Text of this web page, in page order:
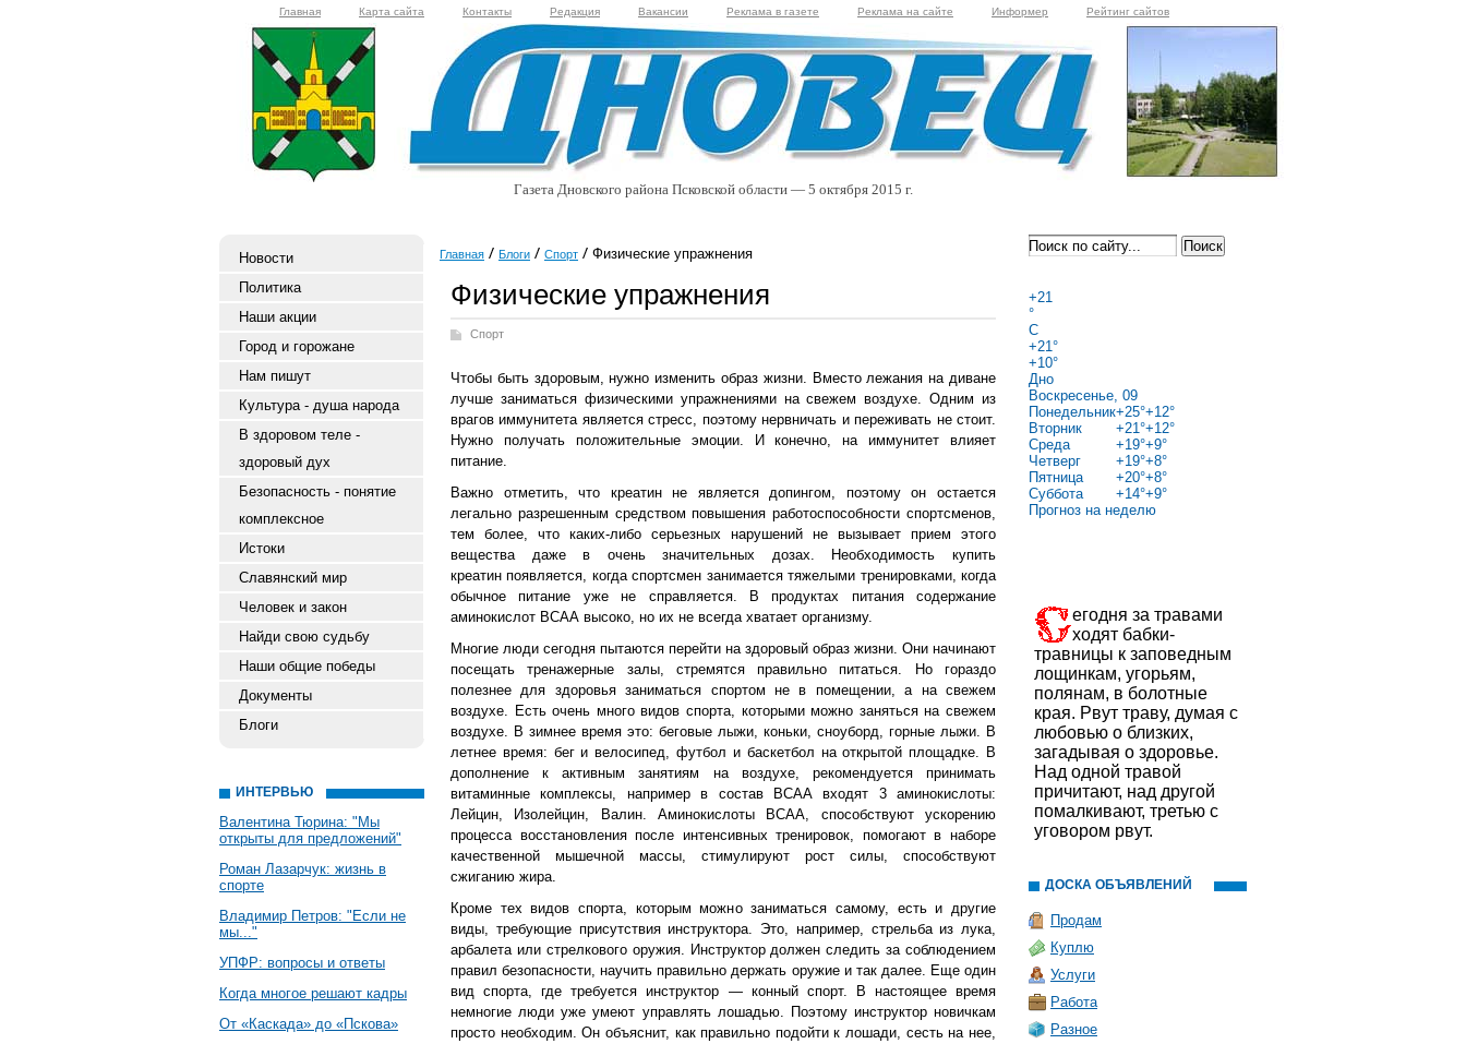
Главная Карта сайта Контакты Редакция Вакансии Реклама в газете Реклама на сайте Информер Рейтинг сайтов
Газета Дновского района Псковской области — 5 октября 2015 г.
Новости
Политика
Наши акции
Город и горожане
Нам пишут
Культура - душа народа
В здоровом теле -
здоровый дух
Безопасность - понятие
комплексное
Истоки
Славянский мир
Человек и закон
Найди свою судьбу
Наши общие победы
Документы
Блоги
ИНТЕРВЬЮ
Валентина Тюрина: "Мы
открыты для предложений"
Роман Лазарчук: жизнь в
спорте
Владимир Петров: "Если не
мы..."
УПФР: вопросы и ответы
Когда многое решают кадры
От «Каскада» до «Пскова»
Главная Блоги Спорт Физические упражнения
Физические упражнения
Спорт
Чтобы быть здоровым, нужно изменить образ жизни. Вместо лежания на диване
лучше заниматься физическими упражнениями на свежем воздухе. Одним из
врагов иммунитета является стресс, поэтому нервничать и переживать не стоит.
Нужно получать положительные эмоции. И конечно, на иммунитет влияет
питание.
Важно отметить, что креатин не является допингом, поэтому он остается
легально разрешенным средством повышения работоспособности спортсменов,
тем более, что каких-либо серьезных нарушений не вызывает прием этого
вещества даже в очень значительных дозах. Необходимость купить
креатин появляется, когда спортсмен занимается тяжелыми тренировками, когда
обычное питание уже не справляется. В продуктах питания содержание
аминокислот ВСАА высоко, но их не всегда хватает организму.
Многие люди сегодня пытаются перейти на здоровый образ жизни. Они начинают
посещать тренажерные залы, стремятся правильно питаться. Но гораздо
полезнее для здоровья заниматься спортом не в помещении, а на свежем
воздухе. Есть очень много видов спорта, которыми можно заняться на свежем
воздухе. В зимнее время это: беговые лыжи, коньки, сноуборд, горные лыжи. В
летнее время: бег и велосипед, футбол и баскетбол на открытой площадке. В
дополнение к активным занятиям на воздухе, рекомендуется принимать
витаминные комплексы, например в состав ВСАА входят 3 аминокислоты:
Лейцин, Изолейцин, Валин. Аминокислоты BCAA, способствуют ускорению
процесса восстановления после интенсивных тренировок, помогают в наборе
качественной мышечной массы, стимулируют рост силы, способствуют
сжиганию жира.
Кроме тех видов спорта, которым можно заниматься самому, есть и другие
виды, требующие присутствия инструктора. Это, например, стрельба из лука,
арбалета или стрелкового оружия. Инструктор должен следить за соблюдением
правил безопасности, научить правильно держать оружие и так далее. Еще один
вид спорта, где требуется инструктор — конный спорт. В настоящее время
немногие люди уже умеют управлять лошадью. Поэтому инструктор новичкам
просто необходим. Он объяснит, как правильно подойти к лошади, сесть на нее,
+21
°
C
+21°
+10°
Дно
Воскресенье, 09
Понедельник+25°+12°
Вторник
+21°+12°
Среда
+19°+9°
Четверг
+19°+8°
Пятница
+20°+8°
Суббота
+14°+9°
Прогноз на неделю
егодня за травами
ходят бабки-
травницы к заповедным
лощинкам, угорьям,
полянам, в болотные
края. Рвут траву, думая с
любовью о близких,
загадывая о здоровье.
Над одной травой
причитают, над другой
помалкивают, третью с
уговором рвут.
ДОСКА ОБЪЯВЛЕНИЙ
Продам
Куплю
Услуги
Работа
Разное